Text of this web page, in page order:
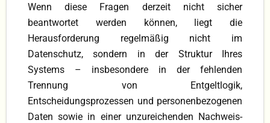
Wenn diese Fragen derzeit nicht sicher
beantwortet werden können, liegt die
Herausforderung regelmäßig nicht im
Datenschutz, sondern in der Struktur Ihres
Systems – insbesondere in der fehlenden
Trennung von Entgeltlogik,
Entscheidungsprozessen und personenbezogenen
Daten sowie in einer unzureichenden Nachweis-